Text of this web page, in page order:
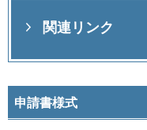
関連リンク
申請書様式